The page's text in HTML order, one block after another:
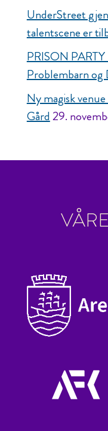
UnderStreet
talentscene er
PRISON
Problembarn og
Ny magisk
Gård29.